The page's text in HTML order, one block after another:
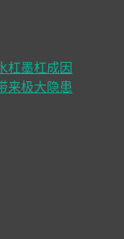
杠墨杠成因
来极大隐患